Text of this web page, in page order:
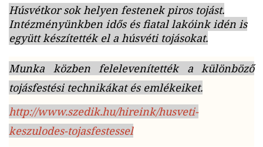
Húsvétkor sok helyen festenek piros tojást.
Intézményünkben idős és fiatal lakóink idén is
együtt készítették el a húsvéti tojásokat.
Munka közben felelevenítették a különböző
tojásfestési technikákat és emlékeiket.
http://www.szedik.hu/hireink/husveti-
keszulodes-tojasfestessel